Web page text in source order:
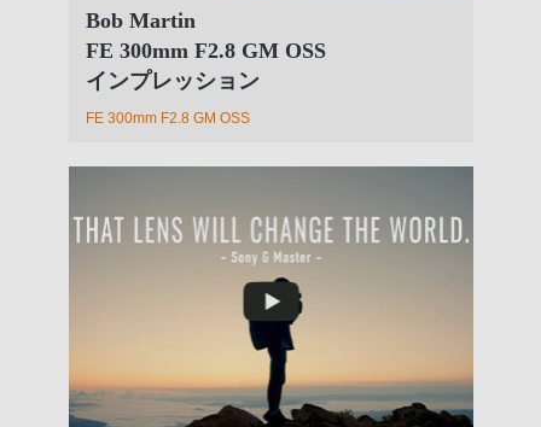
Bob Martin
FE 300mm F2.8 GM OSS
インプレッション
FE 300mm F2.8 GM OSS